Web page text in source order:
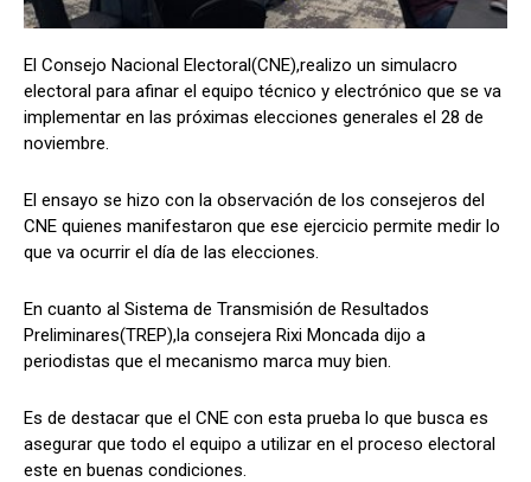
Comparta
Facebook X WhatsApp
Síganos
Comparta
Facebook X WhatsApp
Síganos
El Consejo Nacional Electoral(CNE),realizo un simulacro
electoral para afinar el equipo técnico y electrónico que se va
implementar en las próximas elecciones generales el 28 de
noviembre.
El ensayo se hizo con la observación de los consejeros del
CNE quienes manifestaron que ese ejercicio permite medir lo
que va ocurrir el día de las elecciones.
En cuanto al Sistema de Transmisión de Resultados
Preliminares(TREP),la consejera Rixi Moncada dijo a
periodistas que el mecanismo marca muy bien.
Es de destacar que el CNE con esta prueba lo que busca es
asegurar que todo el equipo a utilizar en el proceso electoral
este en buenas condiciones.